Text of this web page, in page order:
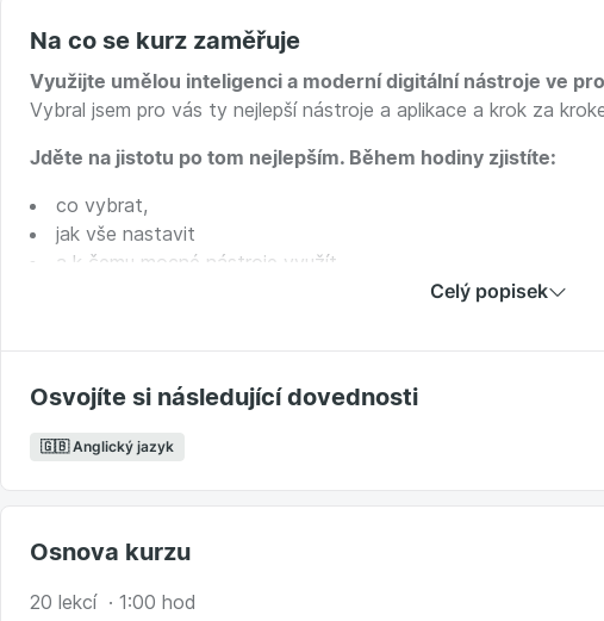
Na co se kurz zaměřuje
Využijte umělou inteligenci a moderní digitální nástroje ve
Vybral jsem pro vás ty nejlepší nástroje a aplikace a krok za
Jděte na jistotu po tom nejlepším. Během hodiny zjistíte:
co vybrat,
jak vše nastavit
a k čemu mocné nástroje využít.
výslovnost,
slovní zásobu,
psaní,
poslech
detailní videonávody, jak na AI a digitální vychytávky,
doporučení, jak naplno využívat aplikace, se kterými už možná
Celý popisek
Osvojíte si následující dovednosti
🇬🇧 Anglický jazyk
Osnova kurzu
20 lekcí · 1:00 hod